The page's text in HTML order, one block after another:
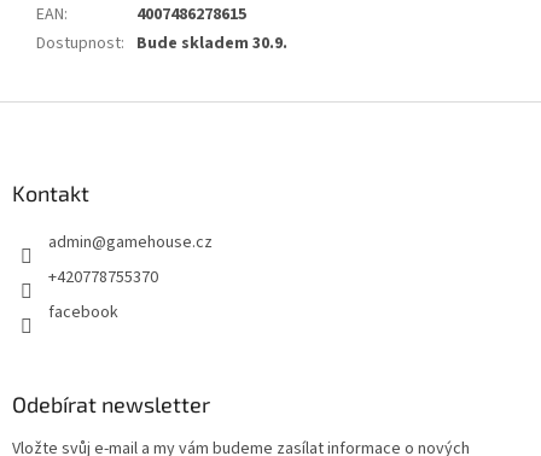
EAN:
4007486278615
Dostupnost: Bude skladem 30.9.
Kontakt
admin@gamehouse.cz
+420778755370
facebook
Odebírat newsletter
Vložte svůj e-mail a my vám budeme zasílat informace o nových